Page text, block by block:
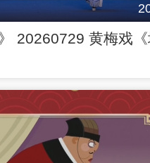
20260729 黄梅戏